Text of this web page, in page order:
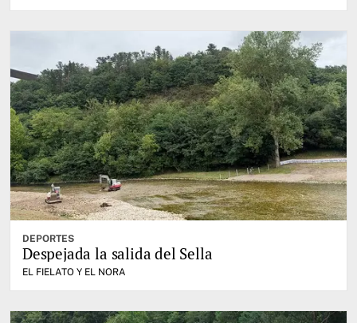
DEPORTES
Despejada la salida del Sella
EL FIELATO Y EL NORA